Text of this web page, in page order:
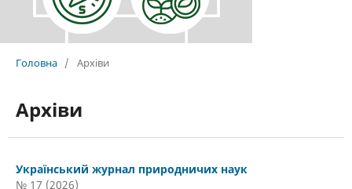
Головна / Архіви
Архіви
Український журнал природничих наук
№ 17 (2026)